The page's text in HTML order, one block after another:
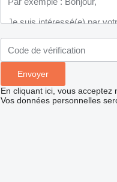
En cliquant ici, vous acceptez
Vos données personnelles